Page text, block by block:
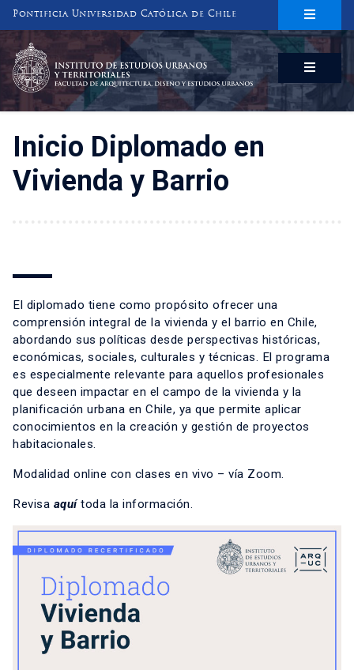
Pontificia Universidad Católica de Chile
INSTITUTO DE ESTUDIOS URBANOS
Y TERRITORIALES
FACULTAD DE ARQUITECTURA, DISEÑO Y ESTUDIOS URBANOS
Inicio Diplomado en
Vivienda y Barrio
El diplomado tiene como propósito ofrecer una
comprensión integral de la vivienda y el barrio en Chile,
abordando sus políticas desde perspectivas históricas,
económicas, sociales, culturales y técnicas. El programa
es especialmente relevante para aquellos profesionales
que deseen impactar en el campo de la vivienda y la
planificación urbana en Chile, ya que permite aplicar
conocimientos en la creación y gestión de proyectos
habitacionales.
Modalidad online con clases en vivo – vía Zoom.
Revisa aquítoda la información.